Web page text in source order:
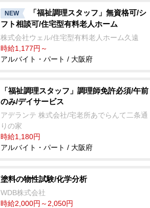
NEW
「福祉調理スタッフ」無資格可/シ
フト相談可/住宅型有料老人ホーム
株式会社ウェル/住宅型有料老人ホーム久遠
時給1,177円～
アルバイト・パート / 大阪府
「福祉調理スタッフ」調理師免許必須/午前
のみ/デイサービス
アデランテ 株式会社/宅老所あでらんて二条通
りの家
時給1,180円
アルバイト・パート / 大阪府
塗料の物性試験/化学分析
WDB株式会社
時給2,000円～2,050円